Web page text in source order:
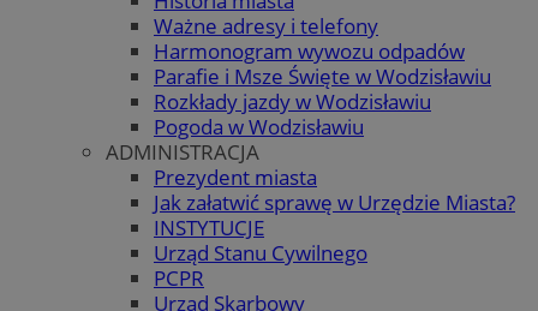
Ważne adresy i telefony
Harmonogram wywozu odpadów
Parafie i Msze Święte w Wodzisławiu
Rozkłady jazdy w Wodzisławiu
Pogoda w Wodzisławiu
ADMINISTRACJA
Prezydent miasta
Jak załatwić sprawę w Urzędzie Miasta?
INSTYTUCJE
Urząd Stanu Cywilnego
PCPR
Urząd Skarbowy